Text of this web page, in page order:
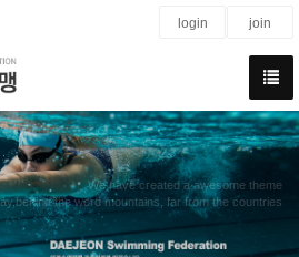
login join
We have created a awesome theme
the word mountains, far from the countries